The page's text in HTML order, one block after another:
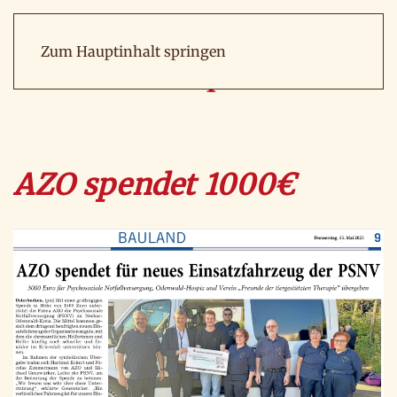
Zum Hauptinhalt springen
AZO spendet 1000€